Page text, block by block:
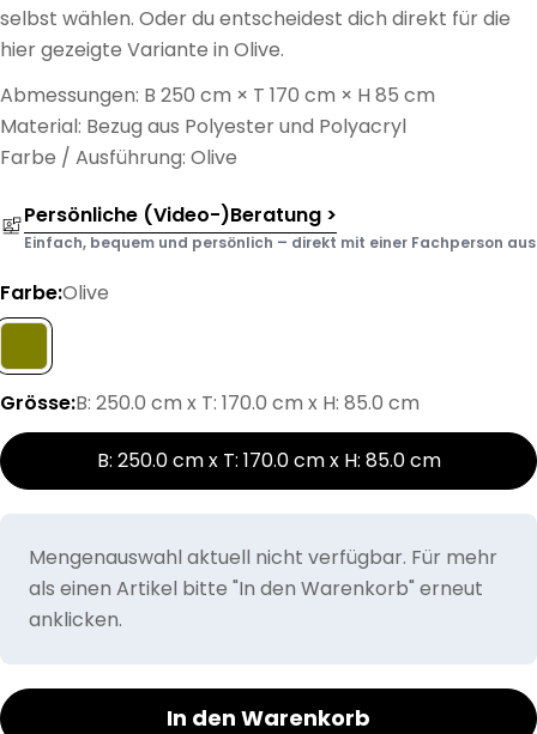
selbst wählen. Oder du entscheidest dich direkt für die
hier gezeigte Variante in Olive.
Abmessungen: B 250 cm × T 170 cm × H 85 cm
Material: Bezug aus Polyester und Polyacryl
Farbe / Ausführung: Olive
Persönliche (Video-)Beratung >
Einfach, bequem und persönlich – direkt mit einer Fachperson aus
Farbe:Olive
Grösse:B: 250.0 cm x T: 170.0 cm x H: 85.0 cm
B: 250.0 cm x T: 170.0 cm x H: 85.0 cm
Mengenauswahl aktuell nicht verfügbar. Für mehr
als einen Artikel bitte "In den Warenkorb" erneut
anklicken.
In den Warenkorb